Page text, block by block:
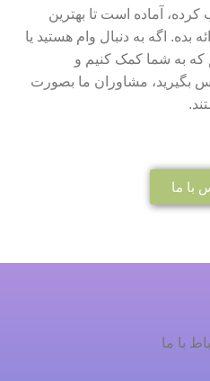
آماده است تا بهترین
بده. اگه به دنبال وام هستید یا
که به شما کمک کنیم و
بگیرید، مشاوران ما بصورت
با ما